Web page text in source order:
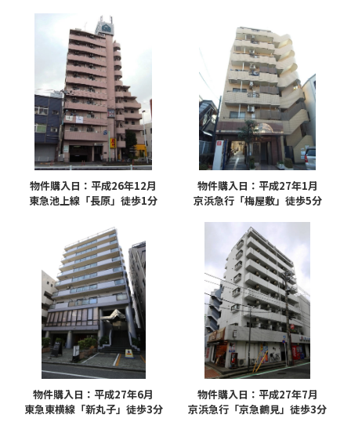
物件購入日：平成26年12月
東急池上線「長原」徒歩1分
物件購入日：平成27年1月
京浜急行「梅屋敷」徒歩5分
物件購入日：平成27年6月
東急東横線「新丸子」徒歩3分
物件購入日：平成27年7月
京浜急行「京急鶴見」徒歩3分